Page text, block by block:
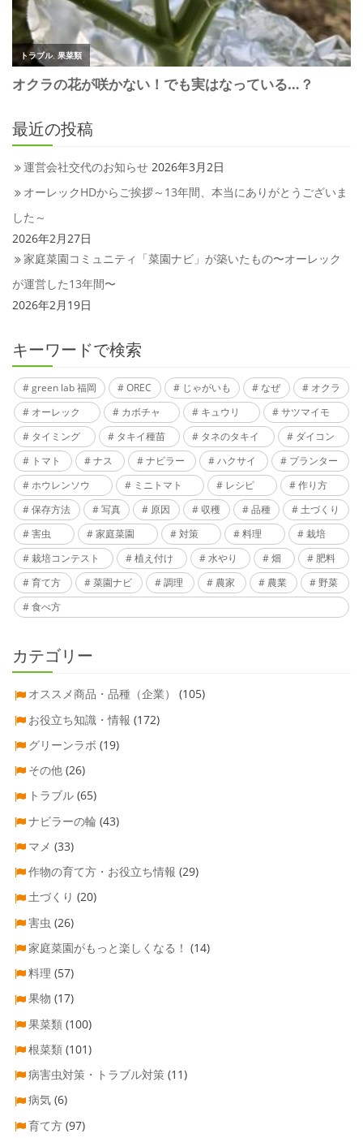
最近の投稿
運営会社交代のお知らせ 2026年3月2日
オーレックHDからご挨拶～13年間、本当にありがとうございま
した～
2026年2月27日
家庭菜園コミュニティ「菜園ナビ」が築いたもの〜オーレック
が運営した13年間〜
2026年2月19日
キーワードで検索
green lab 福岡 OREC じゃがいも なぜ
オクラ
オーレック
カボチャ キュウリ
サツマイモ
タイミング
タキイ種苗 タネのタキイ
ダイコン
トマト
ナス ナビラー ハクサイ
プランター
ホウレンソウ
ミニトマト レシピ
作り方
保存方法
写真 原因 収穫 品種
土づくり
害虫
家庭菜園 対策 料理
栽培
栽培コンテスト
植え付け 水やり 畑
肥料
育て方
菜園ナビ 調理 農家 農業
野菜
食べ方
カテゴリー
オススメ商品・品種（企業）
(105)
お役立ち知識・情報 (172)
グリーンラボ (19)
その他 (26)
トラブル (65)
ナビラーの輪 (43)
マメ (33)
作物の育て方・お役立ち情報 (29)
土づくり (20)
害虫 (26)
家庭菜園がもっと楽しくなる！ (14)
料理 (57)
果物 (17)
果菜類 (100)
根菜類 (101)
病害虫対策・トラブル対策 (11)
病気 (6)
育て方 (97)